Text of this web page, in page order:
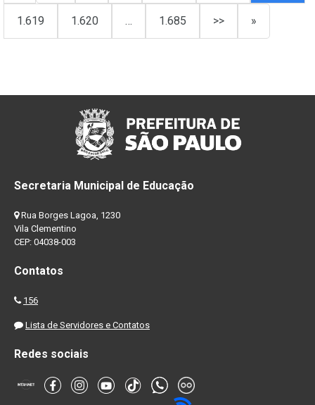
1.619 1.620 … 1.685 >> »
Secretaria Municipal de Educação
Rua Borges Lagoa, 1230
Vila Clementino
CEP: 04038-003
Contatos
156
Lista de Servidores e Contatos
Redes sociais